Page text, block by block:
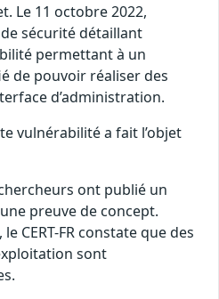
Le 11 octobre 2022,
sécurité détaillant
permettant à un
de pouvoir réaliser des
d’administration.
vulnérabilité a fait l’objet
ont publié un
preuve de concept.
CERT-FR constate que des
sont